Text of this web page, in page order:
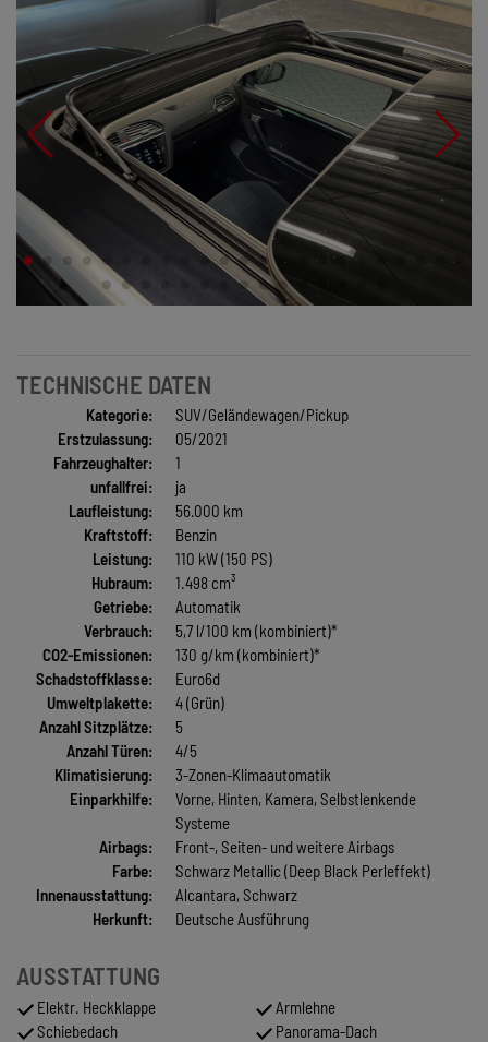
TECHNISCHE DATEN
Kategorie:
SUV/Geländewagen/Pickup
Erstzulassung:
05/2021
Fahrzeughalter:
1
unfallfrei:
ja
Laufleistung:
56.000 km
Kraftstoff:
Benzin
Leistung:
110 kW (150 PS)
Hubraum:
1.498 cm³
Getriebe:
Automatik
Verbrauch:
5,7 l/100 km (kombiniert)*
CO2-Emissionen:
130 g/km (kombiniert)*
Schadstoffklasse:
Euro6d
Umweltplakette:
4 (Grün)
Anzahl Sitzplätze:
5
Anzahl Türen:
4/5
Klimatisierung:
3-Zonen-Klimaautomatik
Einparkhilfe:
Vorne, Hinten, Kamera, Selbstlenkende
Systeme
Airbags:
Front-, Seiten- und weitere Airbags
Farbe:
Schwarz Metallic (Deep Black Perleffekt)
Innenausstattung:
Alcantara, Schwarz
Herkunft:
Deutsche Ausführung
AUSSTATTUNG
Elektr. Heckklappe
Schiebedach
Armlehne
Panorama-Dach